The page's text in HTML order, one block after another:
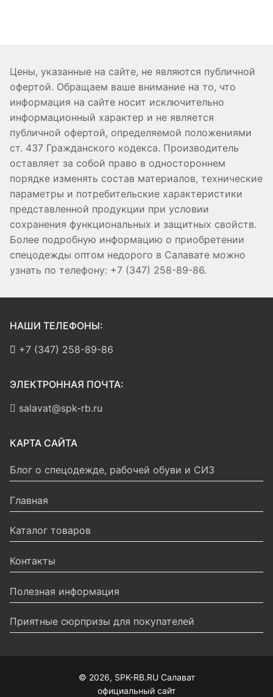
Цены, указанные на сайте, не являются публичной
офертой. Обращаем ваше внимание на то, что
информация на сайте носит исключительно
информационный характер и не является
публичной офертой, определяемой положениями
ст. 437 Гражданского кодекса. Производитель
оставляет за собой право в одностороннем
порядке изменять состав материалов, технические
параметры и потребительские характеристики
представленной продукции при условии
сохранения функциональных и защитных свойств.
Более подробную информацию о приобретении
спецодежды оптом недорого в Салавате можно
узнать по телефону: +7 (347) 258-89-86.
НАШИ ТЕЛЕФОНЫ:
+7 (347) 258-89-86
ЭЛЕКТРОННАЯ ПОЧТА:
salavat@spk-rb.ru
КАРТА САЙТА
Блог о спецодежде, рабочей обуви и СИЗ
Главная
Каталог товаров
Контакты
Полезная информация
Приятные сюрпризы для покупателей
© 2026, SPK-RB.RU Салават
официальный сайт